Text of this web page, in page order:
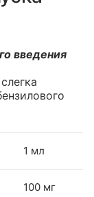
введения
1 мл
100 мг